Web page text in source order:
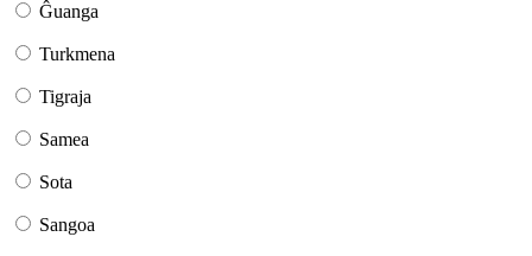
Ĝuanga
Turkmena
Tigraja
Samea
Sota
Sangoa